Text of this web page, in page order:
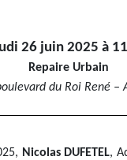
26 juin 2025 à
Repaire Urbain
du Roi René –
Nicolas DUFETEL,